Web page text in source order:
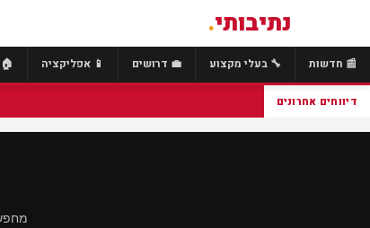
נתיבותי.
📰 חדשות 🔧 בעלי מקצוע 💼 דרושים 📱 אפליקציה
דיווחים אחרונים